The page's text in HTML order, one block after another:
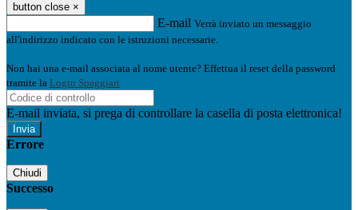
button close ×
E-mail Verrà inviato un messaggio
all'indirizzo indicato con le istruzioni necessarie.
Non hai una e-mail associata al nome utente? Effettua il reset della password
tramite la Login Spaggiari
E-mail inviata, si prega di controllare la casella di posta elettronica!
Errore
Chiudi
Successo